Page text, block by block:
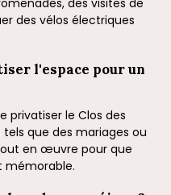
des visites de
des vélos électriques
l'espace pour un
privatiser le Clos des
que des mariages ou
en œuvre pour que
mémorable.